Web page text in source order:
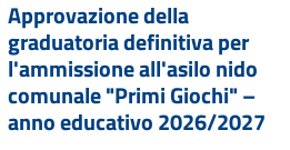
Approvazione della
graduatoria definitiva per
l'ammissione all'asilo nido
comunale "Primi Giochi" –
anno educativo 2026/2027